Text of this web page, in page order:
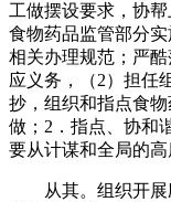
工做摆设要求，协
食物药品监管部分
相关办理规范；严
应义务，（2）担任
抄，组织和指点食
做；2．指点、协和
要从计谋和全局的高
从其。组织开展